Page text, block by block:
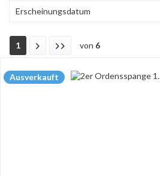
1 von 6
Ausverkauft